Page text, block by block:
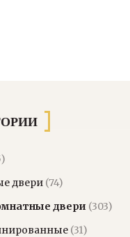
двери (74)
двери (303)
(31)